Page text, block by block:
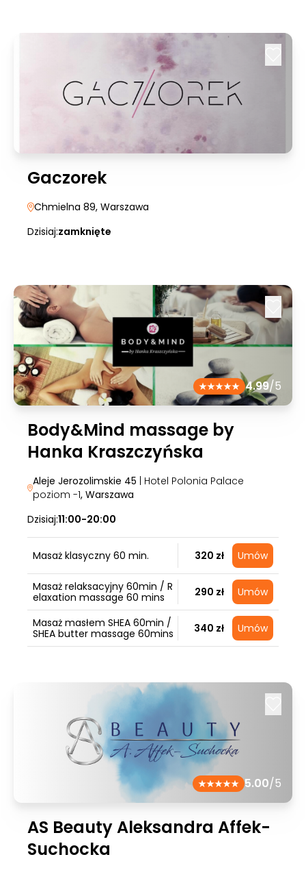
Gaczorek
Chmielna 89, Warszawa
Dzisiaj:zamknięte
4.99/5
Body&Mind massage by
Hanka Kraszczyńska
Aleje Jerozolimskie 45 | Hotel Polonia Palace
poziom -1, Warszawa
Dzisiaj:11:00-20:00
Masaż klasyczny 60 min. 320 zł Umów
Masaż relaksacyjny 60min / R
elaxation massage 60 mins
290 zł Umów
Masaż masłem SHEA 60min /
SHEA butter massage 60mins
340 zł Umów
5.00/5
AS Beauty Aleksandra Affek-
Suchocka